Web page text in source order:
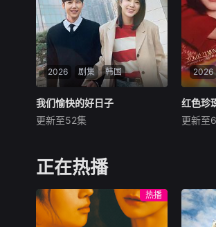
等朋友，林知夏为表
学马
2026 剧集 韩国
我们愉快的好日子
严贤京 尹仲勋
我们愉快的好日子
更新至52集
2026
红色
朴真
红色珍
更新至
正在热播
热播